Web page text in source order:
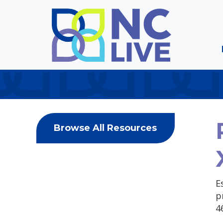
Skip to main content
Browse All Resources